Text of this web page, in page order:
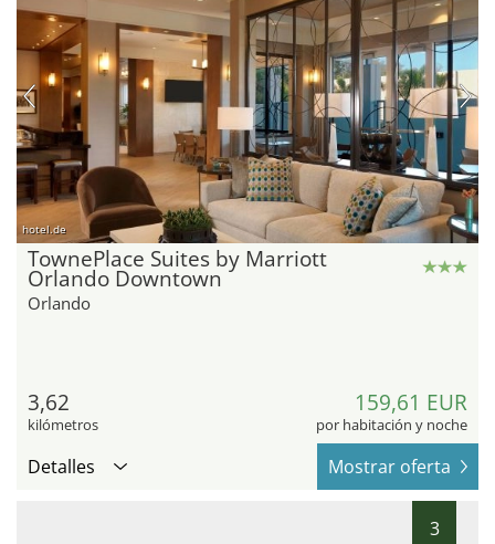
hotel.de
TownePlace Suites by Marriott
Orlando Downtown
Orlando
3,62
kilómetros
159,61 EUR
por habitación y noche
Detalles Mostrar oferta
3